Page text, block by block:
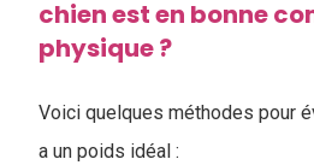
chien est en bonne
physique ?
Voici quelques méthodes pour
a un poids idéal :